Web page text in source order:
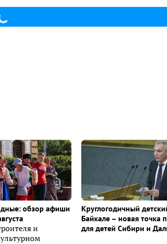
обзор афиши
и
Круглогодичный
Байкале – новая точка
для детей Сибири и